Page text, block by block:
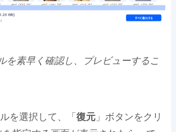
を素早く確認し、プレビューするこ
を選択して、「復元 」ボタンをクリ